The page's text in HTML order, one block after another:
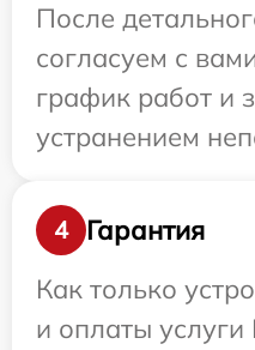
После
согласуем с
график работ и
устранением
4
Гарантия
Как только
и оплаты